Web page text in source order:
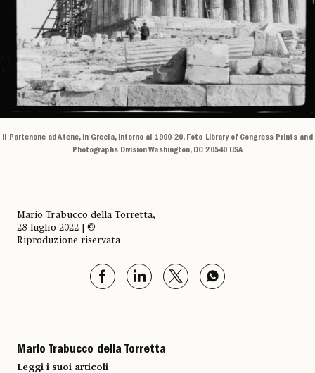
Il Partenone ad Atene, in Grecia, intorno al 1900-20. Foto Library of Congress Prints and
Photographs Division Washington, DC 20540 USA
Mario Trabucco della Torretta,
28 luglio 2022 | ©
Riproduzione riservata
Mario Trabucco della Torretta
Leggi i suoi articoli